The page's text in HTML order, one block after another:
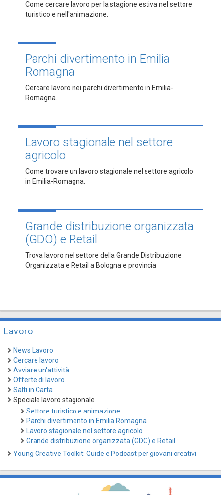
Come cercare lavoro per la stagione estiva nel settore
turistico e nell'animazione.
Parchi divertimento in Emilia
Romagna
Cercare lavoro nei parchi divertimento in Emilia-
Romagna.
Lavoro stagionale nel settore
agricolo
Come trovare un lavoro stagionale nel settore agricolo
in Emilia-Romagna.
Grande distribuzione organizzata
(GDO) e Retail
Trova lavoro nel settore della Grande Distribuzione
Organizzata e Retail a Bologna e provincia
Lavoro
News Lavoro
Cercare lavoro
Avviare un'attività
Offerte di lavoro
Salti in Carta
Speciale lavoro stagionale
Settore turistico e animazione
Parchi divertimento in Emilia Romagna
Lavoro stagionale nel settore agricolo
Grande distribuzione organizzata (GDO) e Retail
Young Creative Toolkit: Guide e Podcast per giovani creativi